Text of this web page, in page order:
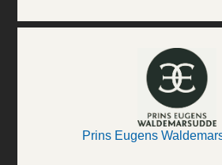
Prins Eugens